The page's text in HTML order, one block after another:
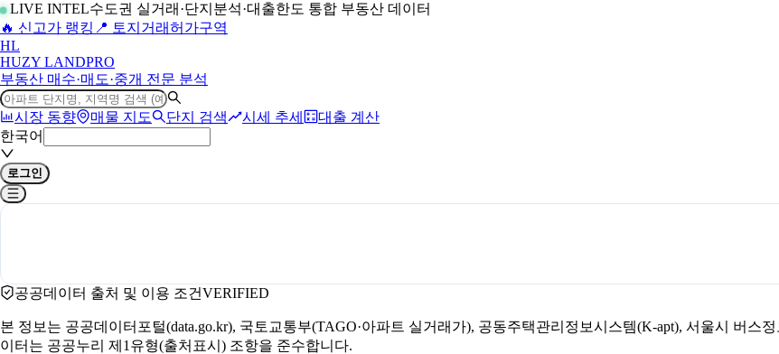
LIVE INTEL수도권 실거래·단지분석·대출한도 통합 부동산 데이터
🔥 신고가 랭킹 📍 토지거래허가구역
HL
HUZY LANDPRO
부동산 매수·매도·중개 전문 분석
시장 동향 매물 지도 단지 검색 시세 추세
대출 계산
한국어
로그인
공공데이터 출처 및 이용 조건VERIFIED
본 정보는 공공데이터포털(data.go.kr), 국토교통부(TAGO·아파트 실거래가), 공동주택관리정보시스템(K-apt), 서울시 버스
이터는 공공누리 제1유형(출처표시) 조항을 준수합니다.